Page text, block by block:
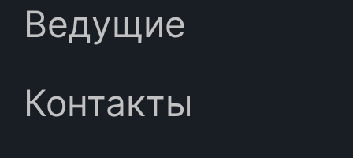
Ведущие
Контакты